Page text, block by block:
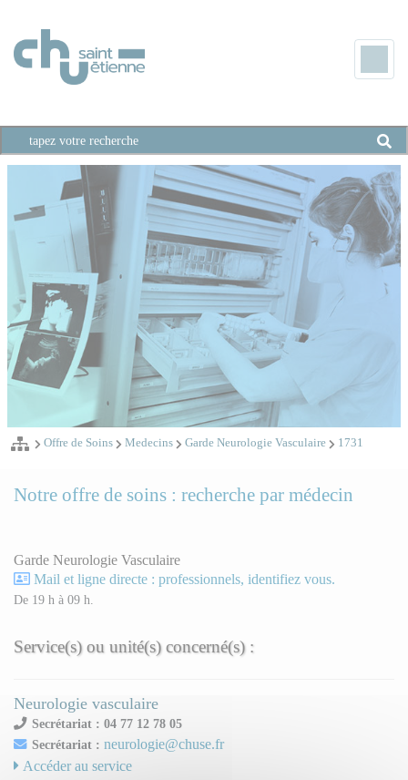
Offre de Soins Medecins Garde Neurologie Vasculaire 1731
Notre offre de soins : recherche par médecin
Garde Neurologie Vasculaire
Mail et ligne directe : professionnels, identifiez vous.
De 19 h à 09 h.
Service(s) ou unité(s) concerné(s) :
Neurologie vasculaire
Secrétariat : 04 77 12 78 05
Secrétariat :neurologie@chuse.fr
Accéder au service